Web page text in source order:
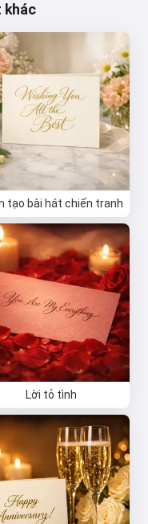
khác
tạo bài hát chiến tranh
Lời tỏ tình